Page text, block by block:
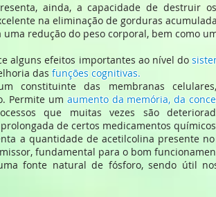
ainda, a capacidade de destruir
na eliminação de gorduras
uma redução do peso corporal, bem como
alguns efeitos importantes ao nível do
das funções cognitivas.
constituinte das membranas
Permite um aumento da memória, da
que muitas vezes são
de certos medicamentos
a quantidade de acetilcolina presente
fundamental para o bom
fonte natural de fósforo, sendo útil